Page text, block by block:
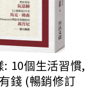
10個生活習慣,
錢 (暢銷修訂